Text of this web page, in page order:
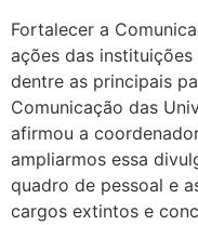
Fortalecer a
ações das
dentre as principais
Comunicação das
afirmou a
ampliarmos essa
quadro de pessoal e
cargos extintos e